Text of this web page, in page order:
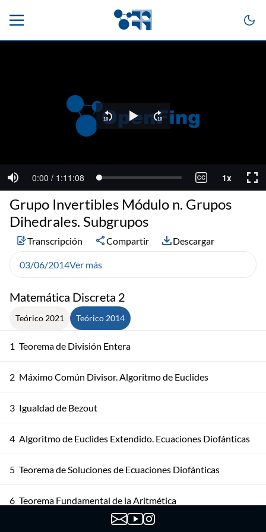
Matemática Discreta 2
Teórico 2021 Teórico 2014
1 Teorema de División Entera
2 Máximo Común Divisor. Algoritmo de Euclides
3 Igualdad de Bezout
4 Algoritmo de Euclides Extendido. Ecuaciones Diofánticas
5 Teorema de Soluciones de Ecuaciones Diofánticas
6 Teorema Fundamental de la Aritmética
Grupo Invertibles Módulo n. Grupos
Dihedrales. Subgrupos
Transcripción Compartir Descargar
03/06/2014Ver más